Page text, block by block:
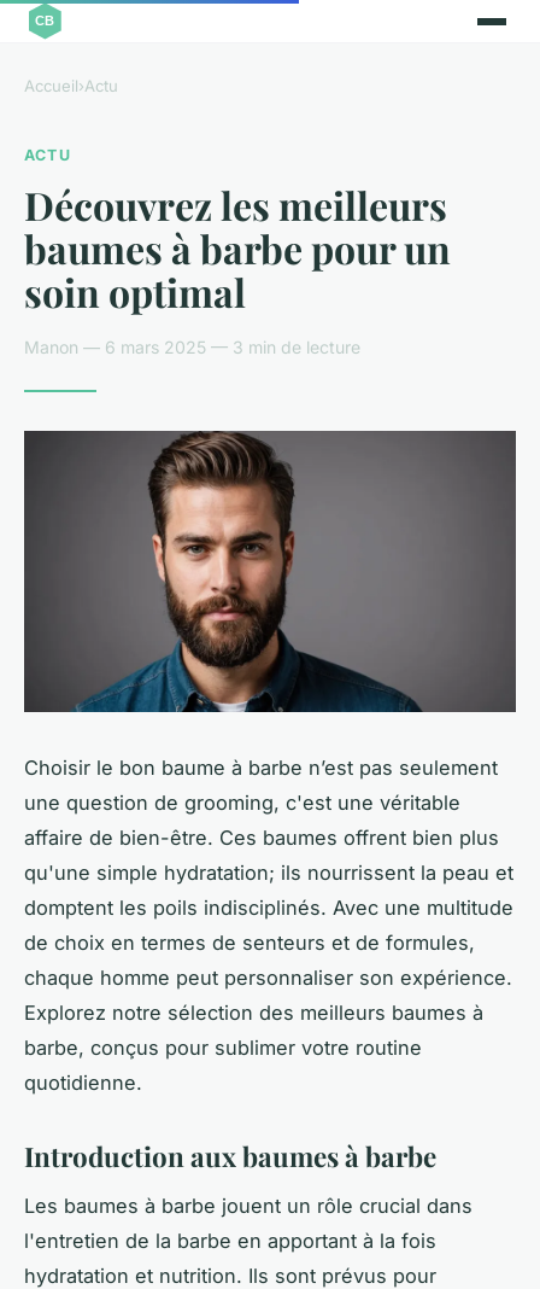
Accueil›Actu
ACTU
Découvrez les meilleurs
baumes à barbe pour un
soin optimal
Manon — 6 mars 2025 — 3 min de lecture
Choisir le bon baume à barbe n’est pas seulement
une question de grooming, c'est une véritable
affaire de bien-être. Ces baumes offrent bien plus
qu'une simple hydratation; ils nourrissent la peau et
domptent les poils indisciplinés. Avec une multitude
de choix en termes de senteurs et de formules,
chaque homme peut personnaliser son expérience.
Explorez notre sélection des meilleurs baumes à
barbe, conçus pour sublimer votre routine
quotidienne.
Introduction aux baumes à barbe
Les baumes à barbe jouent un rôle crucial dans
l'entretien de la barbe en apportant à la fois
hydratation et nutrition. Ils sont prévus pour